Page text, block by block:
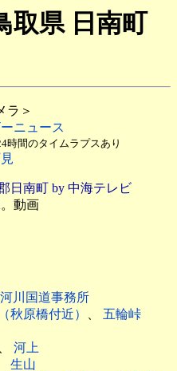
取県 日南町
ラ＞
ニュース
時間のタイムラプスあり
日南町 by 中海テレビ
動画
川国道事務所
秋原橋付近） 、 五輪峠
、 河上
生山